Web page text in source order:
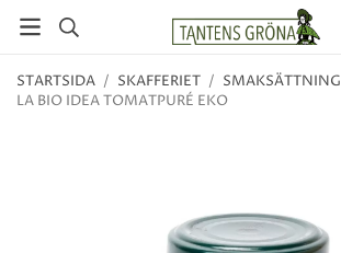
STARTSIDA / SKAFFERIET / SMAKSÄTTNING
LA BIO IDEA TOMATPURÉ EKO